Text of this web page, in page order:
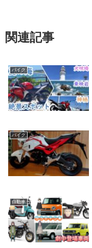
関連記事
バイク
バイク
自動車